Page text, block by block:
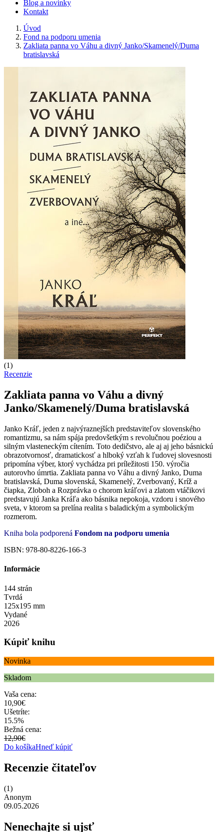
Blog a novinky
Kontakt
Úvod
Fond na podporu umenia
Zakliata panna vo Váhu a divný Janko/Skamenelý/Duma
bratislavská
(1)
Recenzie
Zakliata panna vo Váhu a divný
Janko/Skamenelý/Duma bratislavská
Janko Kráľ, jeden z najvýraznejších predstaviteľov slovenského
romantizmu, sa nám spája predovšetkým s revolučnou poéziou a
silným vlasteneckým cítením. Toto dedičstvo, ale aj aj jeho básnickú
obrazotvornosť, dramatickosť a hlboký vzťah k ľudovej slovesnosti
pripomína výber, ktorý vychádza pri príležitosti 150. výročia
autorovho úmrtia. Zakliata panna vo Váhu a divný Janko, Duma
bratislavská, Duma slovenská, Skamenelý, Zverbovaný, Kríž a
čiapka, Zloboh a Rozprávka o chorom kráľovi a zlatom vtáčikovi
predstavujú Janka Kráľa ako básnika nepokoja, vzdoru i snového
sveta, v ktorom sa prelína realita s baladickým a symbolickým
rozmerom.
Kniha bola podporená Fondom na podporu umenia
ISBN: 978-80-8226-166-3
Informácie
144 strán
Tvrdá
125x195 mm
Vydané
2026
Kúpiť knihu
Novinka
Skladom
Vaša cena:
10,90€
Ušetríte:
15.5%
Bežná cena:
12,90€
Do košíkaHneď kúpiť
Recenzie čitateľov
(1)
Anonym
09.05.2026
Nenechajte si ujsť